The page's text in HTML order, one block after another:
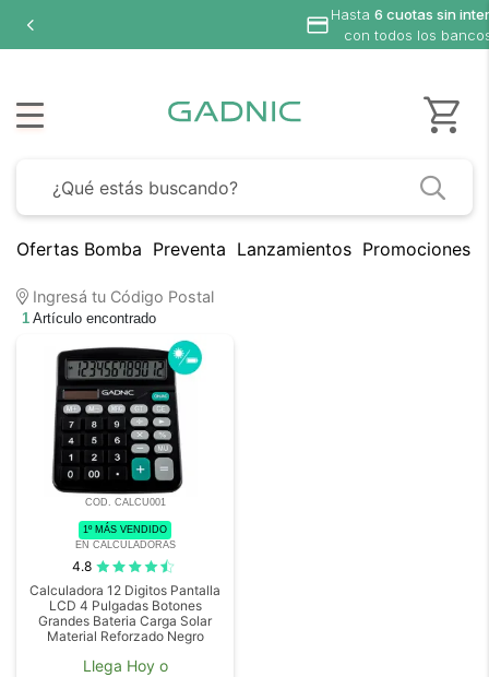
Hasta 6 cuotas sin
con todos los
Ofertas Bomba Preventa Lanzamientos Promociones
Ingresá tu Código Postal
1 Artículo encontrado
COD. CALCU001
1º MÁS VENDIDO
EN CALCULADORAS
4.8
Calculadora 12 Digitos Pantalla
LCD 4 Pulgadas Botones
Grandes Bateria Carga Solar
Material Reforzado Negro
Llega Hoy o